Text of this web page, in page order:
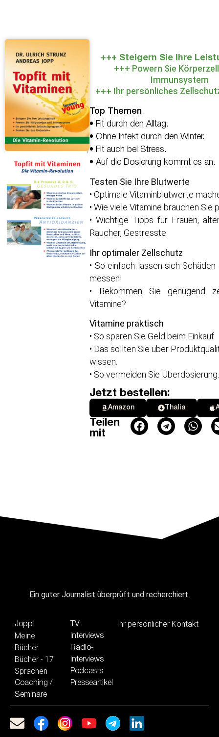
+++ Steigern Sie Ihre
+++ Powern Sie
Immunsystem
+++ Ihr persönliches
Top Themen
• Fit durch den Alltag.
• Ohne Infekt durch den Winter.
• Fit auch bei Stress.
• Auf die Dosierung kommt es an.
Testen Sie Ihre Blutwerte
• Optimale Vitaminblutwerte
• Wie viele Vitamine brauchen Sie
• Wichtige Tipps für Frauen,
Raucher, Gestresste.
Ihr optimaler Zellschutz
• So einfach lassen sich
messen!
• Bekommen Sie genügend
Vitamine?
Vitamine praktisch
• So sparen Sie Geld beim Einkauf.
• Das sollten Sie über
wissen.
• So vermeiden Sie Überdosierung.
Jetzt bestellen:
Amazon Thalia
Teilen
mit
Ein guter Journalist überprüft und recherchiert.
Jopp!
Meine
Bücher
Bücher - 17
Sprachen
Coaching /
Seminare
TV-
Interviews
Radio-
Interviews
Podcasts
Presseartikel
Ihr persönlicher Kontakt